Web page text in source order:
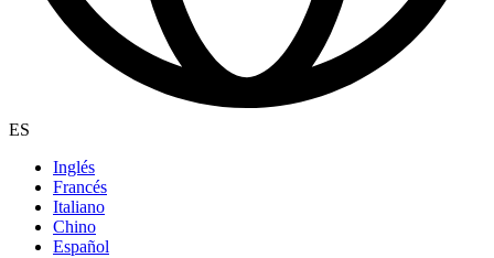
ES
Inglés
Francés
Italiano
Chino
Español